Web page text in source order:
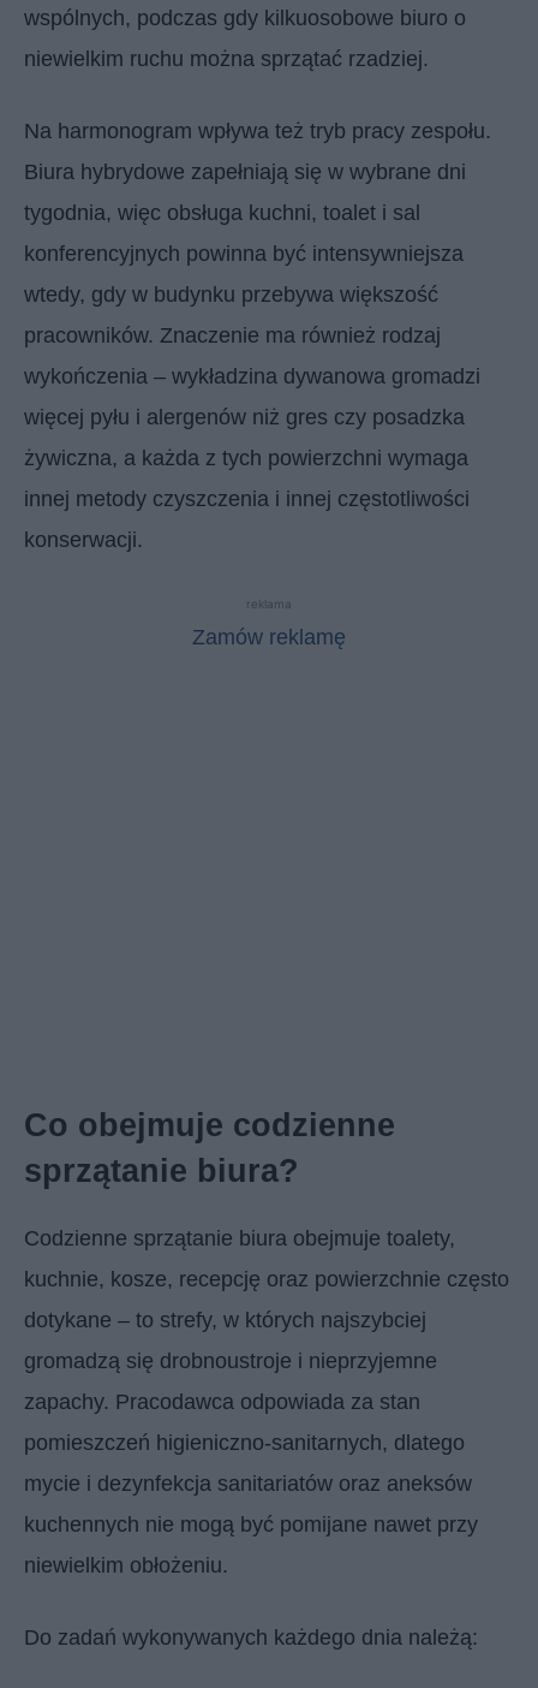
wspólnych, podczas gdy kilkuosobowe biuro o
niewielkim ruchu można sprzątać rzadziej.
Na harmonogram wpływa też tryb pracy zespołu.
Biura hybrydowe zapełniają się w wybrane dni
tygodnia, więc obsługa kuchni, toalet i sal
konferencyjnych powinna być intensywniejsza
wtedy, gdy w budynku przebywa większość
pracowników. Znaczenie ma również rodzaj
wykończenia – wykładzina dywanowa gromadzi
więcej pyłu i alergenów niż gres czy posadzka
żywiczna, a każda z tych powierzchni wymaga
innej metody czyszczenia i innej częstotliwości
konserwacji.
reklama
Zamów reklamę
Co obejmuje codzienne
sprzątanie biura?
Codzienne sprzątanie biura obejmuje toalety,
kuchnie, kosze, recepcję oraz powierzchnie często
dotykane – to strefy, w których najszybciej
gromadzą się drobnoustroje i nieprzyjemne
zapachy. Pracodawca odpowiada za stan
pomieszczeń higieniczno-sanitarnych, dlatego
mycie i dezynfekcja sanitariatów oraz aneksów
kuchennych nie mogą być pomijane nawet przy
niewielkim obłożeniu.
Do zadań wykonywanych każdego dnia należą: